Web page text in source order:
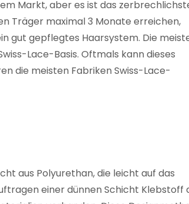
Markt, aber es ist das
Träger maximal 3 Monate erreichen,
gut gepflegtes Haarsystem. Die
Lace-Basis. Oftmals kann dieses
die meisten Fabriken Swiss-Lace-
aus Polyurethan, die leicht auf das
einer dünnen Schicht Klebstoff